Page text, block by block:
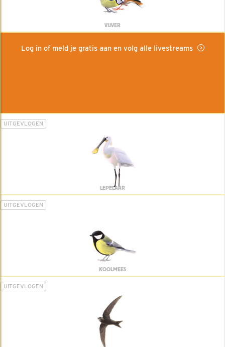
VIJVER
Log in of meld je gratis aan en volg alle livestreams
UITGEVLOGEN
LEPELAAR
UITGEVLOGEN
KOOLMEES
UITGEVLOGEN